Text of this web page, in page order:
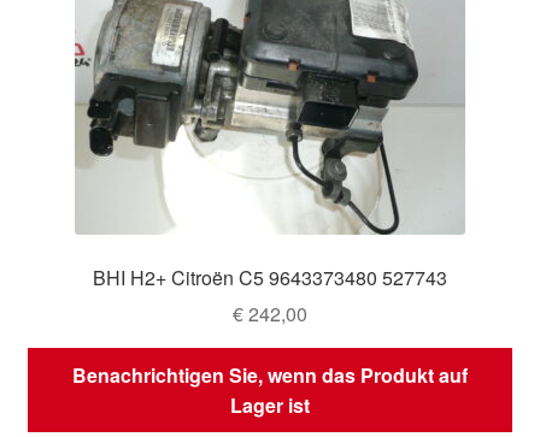
BHI H2+ Citroën C5 9643373480 527743
€242,00
Benachrichtigen Sie, wenn das Produkt auf
Lager ist